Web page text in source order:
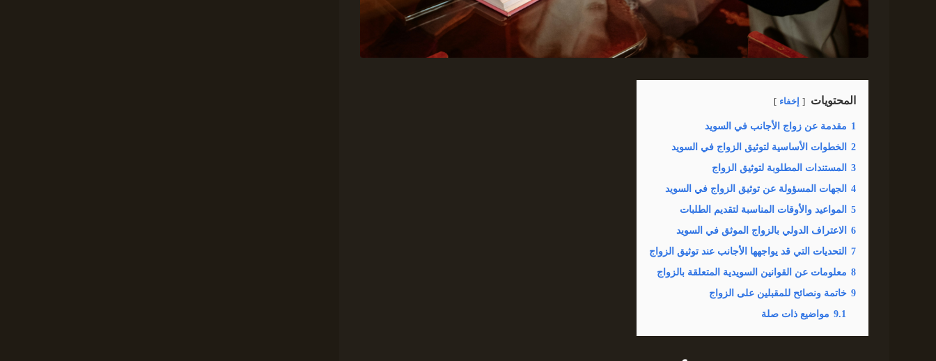
المحتويات إخفاء
1 مقدمة عن زواج الأجانب في السويد
2
الخطوات الأساسية لتوثيق الزواج في السويد
3
المستندات المطلوبة لتوثيق الزواج
4
الجهات المسؤولة عن توثيق الزواج في السويد
5
المواعيد والأوقات المناسبة لتقديم الطلبات
6
الاعتراف الدولي بالزواج الموثق في السويد
7
التحديات التي قد يواجهها الأجانب عند توثيق الزواج
8 معلومات عن القوانين السويدية المتعلقة بالزواج
9 خاتمة ونصائح للمقبلين على الزواج
9.1 مواضيع ذات صلة